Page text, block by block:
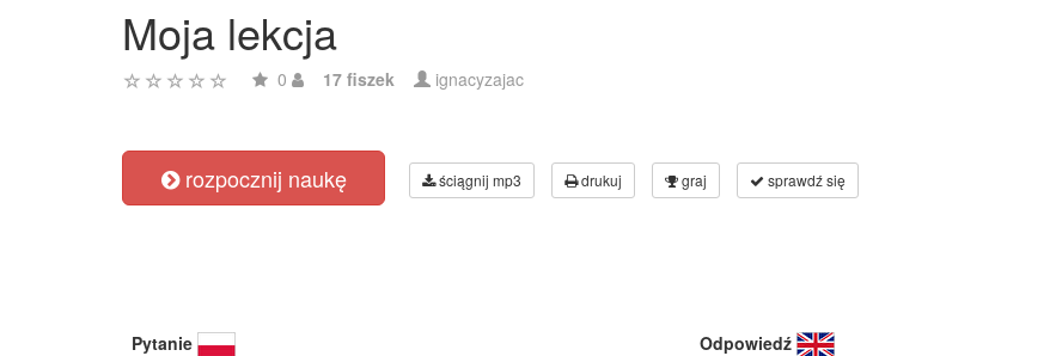
Moja lekcja
0 17 fiszek ignacyzajac
rozpocznij naukę ściągnij mp3 drukuj graj sprawdź się
Pytanie Odpowiedź